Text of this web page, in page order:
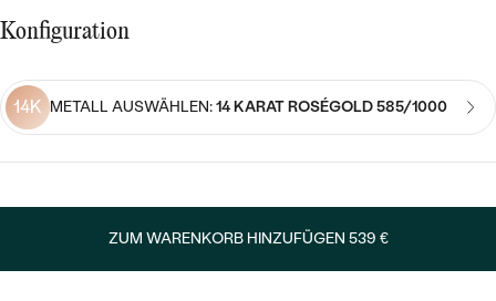
LUXURIÖSE
MIT DIAMANT
MIT LAB GROWN DIAMANT
MIT MOISSANIT
MIT SCHWARZEN DIAMANTEN
NACH MATERIAL
SILBER
NACH STEIN
MIT EDELSTEIN
PERLENOHRRINGE
NACH PREIS
LUXURIÖSE
MIT DIAMANT
MIT EDELSTEIN
MIT DIAMANT
MIT EDELSTEIN
PERLENRINGE
NACH PREIS
Konfiguration
14K METALL AUSWÄHLEN:14 KARAT ROSÉGOLD 585/1000
ZUM WARENKORB HINZUFÜGEN 539 €